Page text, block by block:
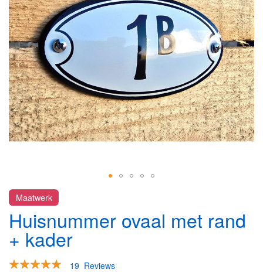
afbeeldingen-
gallerij
Ga
naar
het
begin
van
afbeeldingen-
Maatwerk
Huisnummer ovaal met rand
+ kader
Waardering:
19 Reviews